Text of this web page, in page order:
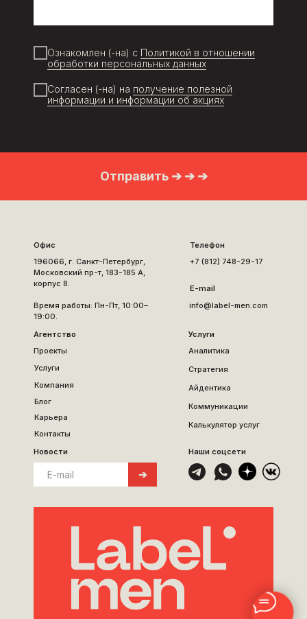
Ознакомлен (-на) с Политикой в отношении
обработки персональных данных
Согласен (-на) на получение полезной
информации и информации об акциях
Отправить ➔ ➔ ➔
Офис
196066, г. Санкт-Петербург,
Московский пр-т, 183-185 А,
корпус 8.
Время работы: Пн-Пт, 10:00–
19:00.
Агентство
Проекты
Услуги
Компания
Блог
Карьера
Контакты
Услуги
Новости Наши соцсети
Аналитика
Стратегия
Айдентика
Коммуникации
Калькулятор услуг
Телефон
+7 (812) 748-29-17
E-mail
info@label-men.com
➔